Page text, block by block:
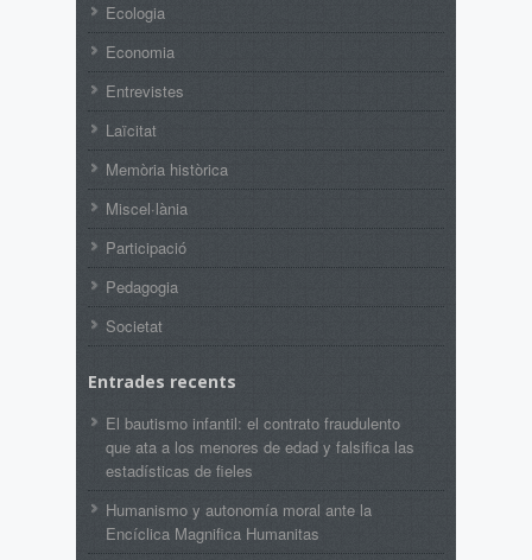
Ecologia
Economia
Entrevistes
Laïcitat
Memòria històrica
Miscel·lània
Participació
Pedagogia
Societat
Entrades recents
El bautismo infantil: el contrato fraudulento
que ata a los menores de edad y falsifica las
estadísticas de fieles
Humanismo y autonomía moral ante la
Encíclica Magnifica Humanitas